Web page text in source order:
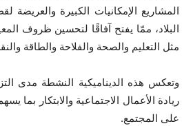
المشاريع الإمكانيات الكبيرة والعريضة
البلاد، ممّا يفتح آفاقًا لتحسين ظروف
مثل التعليم والصحة والفلاحة والطاقة
وتعكس هذه الديناميكية النشطة مدى
ريادة الأعمال الاجتماعية والابتكار بما
على المجتمع.